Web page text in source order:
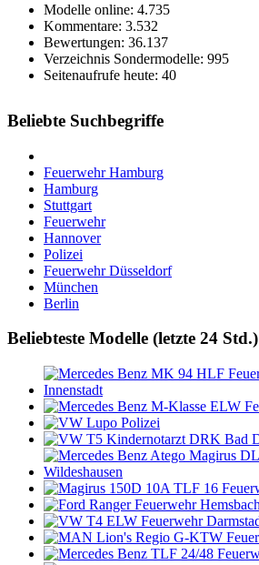
Modelle online: 4.735
Kommentare: 3.532
Bewertungen: 36.137
Verzeichnis Sondermodelle: 995
Seitenaufrufe heute: 40
Beliebte Suchbegriffe
Feuerwehr Hamburg
Hamburg
Stuttgart
Feuerwehr
Hannover
Polizei
Feuerwehr Düsseldorf
München
Berlin
Beliebteste Modelle (letzte 24 Std.)